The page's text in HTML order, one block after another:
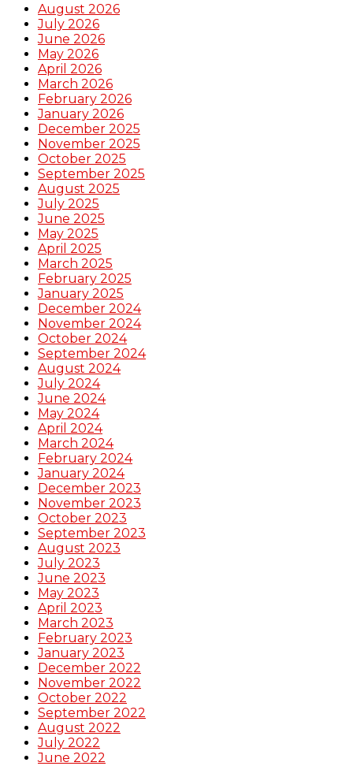
August 2026
July 2026
June 2026
May 2026
April 2026
March 2026
February 2026
January 2026
December 2025
November 2025
October 2025
September 2025
August 2025
July 2025
June 2025
May 2025
April 2025
March 2025
February 2025
January 2025
December 2024
November 2024
October 2024
September 2024
August 2024
July 2024
June 2024
May 2024
April 2024
March 2024
February 2024
January 2024
December 2023
November 2023
October 2023
September 2023
August 2023
July 2023
June 2023
May 2023
April 2023
March 2023
February 2023
January 2023
December 2022
November 2022
October 2022
September 2022
August 2022
July 2022
June 2022